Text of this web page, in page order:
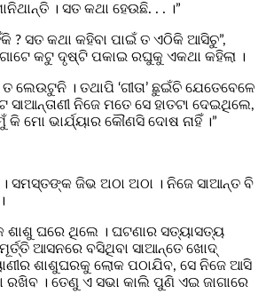
। ସତ କଥା ହେଉଛି. . . ।”
? ସତ କଥା କହିବା ପାଇଁ ତ ଏଠିକି ଆସିଚୁ”,
କଟୁ ଦୃଷ୍ଟି ପକାଇ ରଘୁକୁ ଏକଥା କହିଲା ।
ଲେଉଟୁନି । ତଥାପି ‘ଗୀତା’ ଛୁଇଁଚି ଯେତେବେଳେ
ସାଆନ୍ତାଣୀ ନିଜେ ମତେ ସେ ହାତଟା ଦେଇଥିଲେ,
ମୋ ଭାର୍ଯ୍ୟାର କୌଣସି ଦୋଷ ନାହିଁ ।”
। ସମସ୍ତଙ୍କ ଜିଭ ଅଠା ଅଠା । ନିଜେ ସାଆନ୍ତ ବି
ଶାଶୁ ଘରେ ଥିଲେ । ଘଟଣାର ସତ୍ୟାସତ୍ୟ
ଆସନରେ ବସିଥିବା ସାଆନ୍ତେ ଖୋଦ୍
ଶାଶୁଘରକୁ ଲୋକ ପଠାଯିବ, ସେ ନିଜେ ଆସି
ରଖିବ । ତେଣୁ ଏ ସଭା କାଲି ପୁଣି ଏଇ ଜାଗାରେ